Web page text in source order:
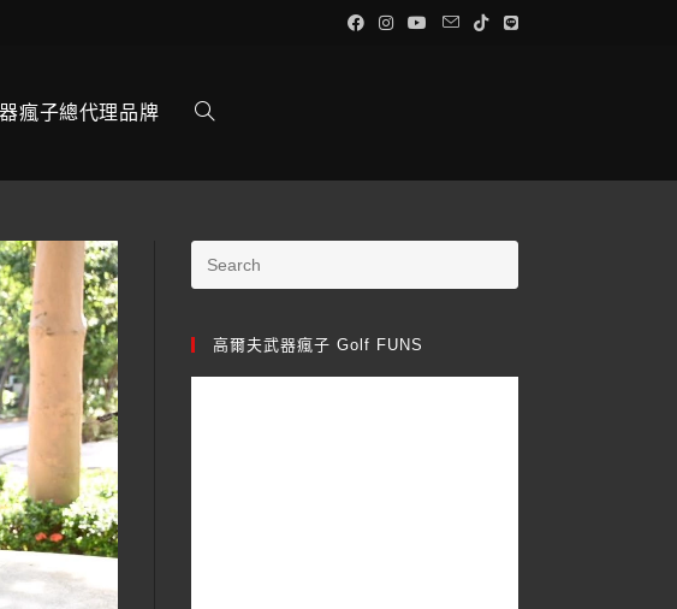
瘋子總代理品牌
高爾夫武器瘋子 Golf FUNS